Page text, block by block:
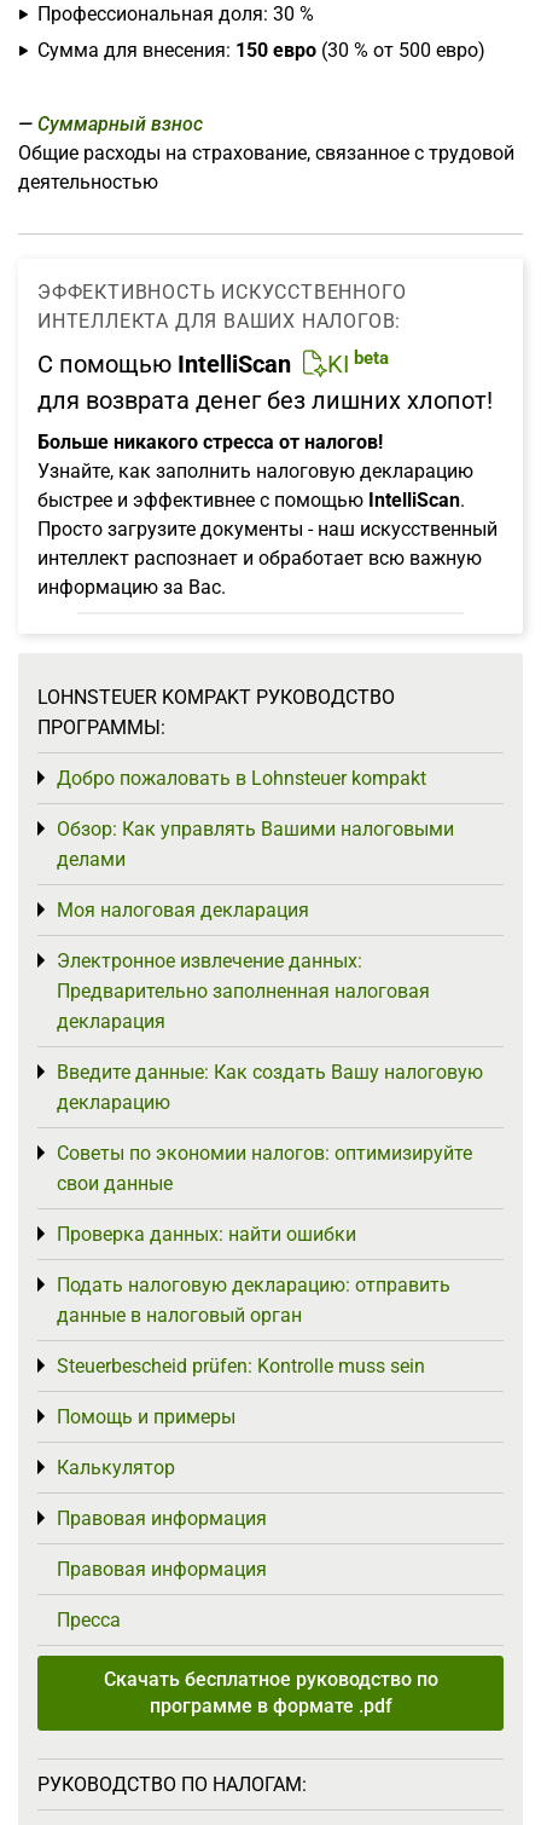
Профессиональная доля: 30 %
Сумма для внесения: 150 евро (30 % от 500 евро)
Суммарный взнос
Общие расходы на страхование, связанное с трудовой
деятельностью
ЭФФЕКТИВНОСТЬ ИСКУССТВЕННОГО
ИНТЕЛЛЕКТА ДЛЯ ВАШИХ НАЛОГОВ:
С помощью IntelliScan KI beta
для возврата денег без лишних хлопот!
Больше никакого стресса от налогов!
Узнайте, как заполнить налоговую декларацию
быстрее и эффективнее с помощью IntelliScan.
Просто загрузите документы - наш искусственный
интеллект распознает и обработает всю важную
информацию за Вас.
LOHNSTEUER KOMPAKT РУКОВОДСТВО
ПРОГРАММЫ:
Добро пожаловать в Lohnsteuer kompakt
Toggle menu
Обзор: Как управлять Вашими налоговыми
делами
Toggle menu
Моя налоговая декларация
Toggle menu
Электронное извлечение данных:
Предварительно заполненная налоговая
декларация
Toggle menu
Введите данные: Как создать Вашу налоговую
декларацию
Toggle menu
Советы по экономии налогов: оптимизируйте
свои данные
Toggle menu
Проверка данных: найти ошибки
Toggle menu
Подать налоговую декларацию: отправить
данные в налоговый орган
Toggle menu
Steuerbescheid prüfen: Kontrolle muss sein
Toggle menu
Помощь и примеры
Toggle menu
Калькулятор
Toggle menu
Правовая информация
Toggle menu
Правовая информация
Пресса
Скачать бесплатное руководство по
программе в формате .pdf
РУКОВОДСТВО ПО НАЛОГАМ: